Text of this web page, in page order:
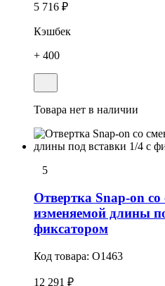
5 716 ₽
Кэшбек
+ 400
Товара нет в наличии
5
Отвертка Snap-on
изменяемой длины
фиксатором
Код товара: O1463
12 291 ₽